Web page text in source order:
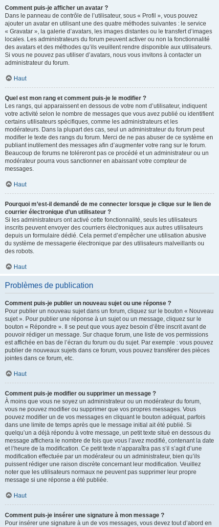
Comment puis-je afficher un avatar ?
Dans le panneau de contrôle de l’utilisateur, sous « Profil », vous pouvez
ajouter un avatar en utilisant une des quatre méthodes suivantes : le service
« Gravatar », la galerie d’avatars, les images distantes ou le transfert d’images
locales. Les administrateurs du forum peuvent activer ou non la fonctionnalité
des avatars et des méthodes qu’ils veuillent rendre disponible aux utilisateurs.
Si vous ne pouvez pas utiliser d’avatars, nous vous invitons à contacter un
administrateur du forum.
Haut
Quel est mon rang et comment puis-je le modifier ?
Les rangs, qui apparaissent en dessous de votre nom d’utilisateur, indiquent
votre activité selon le nombre de messages que vous avez publié ou identifient
certains utilisateurs spécifiques, comme les administrateurs et les
modérateurs. Dans la plupart des cas, seul un administrateur du forum peut
modifier le texte des rangs du forum. Merci de ne pas abuser de ce système en
publiant inutilement des messages afin d’augmenter votre rang sur le forum.
Beaucoup de forums ne toléreront pas ce procédé et un administrateur ou un
modérateur pourra vous sanctionner en abaissant votre compteur de
messages.
Haut
Pourquoi m’est-il demandé de me connecter lorsque je clique sur le lien de
courrier électronique d’un utilisateur ?
Si les administrateurs ont activé cette fonctionnalité, seuls les utilisateurs
inscrits peuvent envoyer des courriers électroniques aux autres utilisateurs
depuis un formulaire dédié. Cela permet d’empêcher une utilisation abusive
du système de messagerie électronique par des utilisateurs malveillants ou
des robots.
Haut
Problèmes de publication
Comment puis-je publier un nouveau sujet ou une réponse ?
Pour publier un nouveau sujet dans un forum, cliquez sur le bouton « Nouveau
sujet ». Pour publier une réponse à un sujet ou un message, cliquez sur le
bouton « Répondre ». Il se peut que vous ayez besoin d’être inscrit avant de
pouvoir rédiger un message. Sur chaque forum, une liste de vos permissions
est affichée en bas de l’écran du forum ou du sujet. Par exemple : vous pouvez
publier de nouveaux sujets dans ce forum, vous pouvez transférer des pièces
jointes dans ce forum, etc.
Haut
Comment puis-je modifier ou supprimer un message ?
À moins que vous ne soyez un administrateur ou un modérateur du forum,
vous ne pouvez modifier ou supprimer que vos propres messages. Vous
pouvez modifier un de vos messages en cliquant le bouton adéquat, parfois
dans une limite de temps après que le message initial ait été publié. Si
quelqu’un a déjà répondu à votre message, un petit texte situé en dessous du
message affichera le nombre de fois que vous l’avez modifié, contenant la date
et l’heure de la modification. Ce petit texte n’apparaîtra pas s’il s’agit d’une
modification effectuée par un modérateur ou un administrateur, bien qu’ils
puissent rédiger une raison discrète concernant leur modification. Veuillez
noter que les utilisateurs normaux ne peuvent pas supprimer leur propre
message si une réponse a été publiée.
Haut
Comment puis-je insérer une signature à mon message ?
Pour insérer une signature à un de vos messages, vous devez tout d’abord en